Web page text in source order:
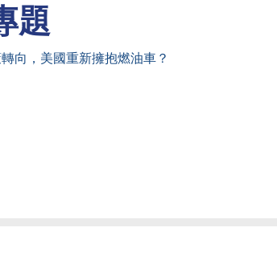
題
向，美國重新擁抱燃油車？